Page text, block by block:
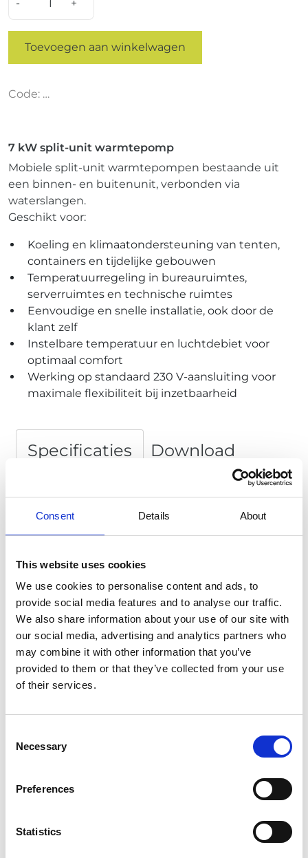
Consent Details About
This website uses cookies
We use cookies to personalise content and ads, to
provide social media features and to analyse our traffic.
We also share information about your use of our site with
our social media, advertising and analytics partners who
may combine it with other information that you’ve
provided to them or that they’ve collected from your use
of their services.
Selection
Necessary
Preferences
Statistics
Toevoegen aan winkelwagen
Code: …
7 kW split-unit warmtepomp
Mobiele split-unit warmtepompen bestaande uit
een binnen- en buitenunit, verbonden via
waterslangen.
Geschikt voor:
Koeling en klimaatondersteuning van tenten,
containers en tijdelijke gebouwen
Temperatuurregeling in bureauruimtes,
serverruimtes en technische ruimtes
Eenvoudige en snelle installatie, ook door de
klant zelf
Instelbare temperatuur en luchtdebiet voor
optimaal comfort
Werking op standaard 230 V-aansluiting voor
maximale flexibiliteit bij inzetbaarheid
Specificaties Download
7 kW split-unit
warmtepomp
koelingscapaciteit
Luchtverplaatsing 800 – 1.450 m³/h
Thermostaat Incl.
Stroomaansluiting
230V|1 ph|50 Hz
12 A
Afmetingen 40 x 88 x 103 cm